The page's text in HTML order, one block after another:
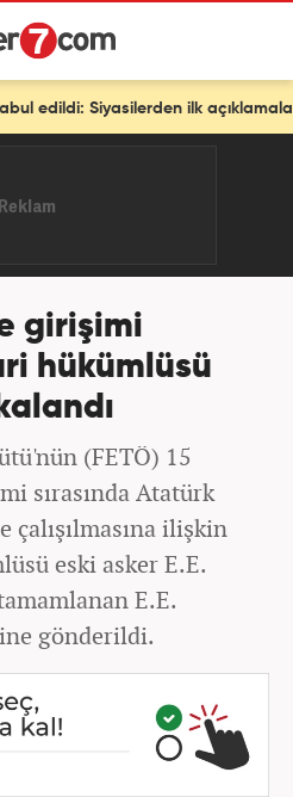
ilk açıklamalar
girişimi
hükümlüsü
(FETÖ) 15
sırasında Atatürk
çalışılmasına ilişkin
eski asker E.E.
E.E.
gönderildi.